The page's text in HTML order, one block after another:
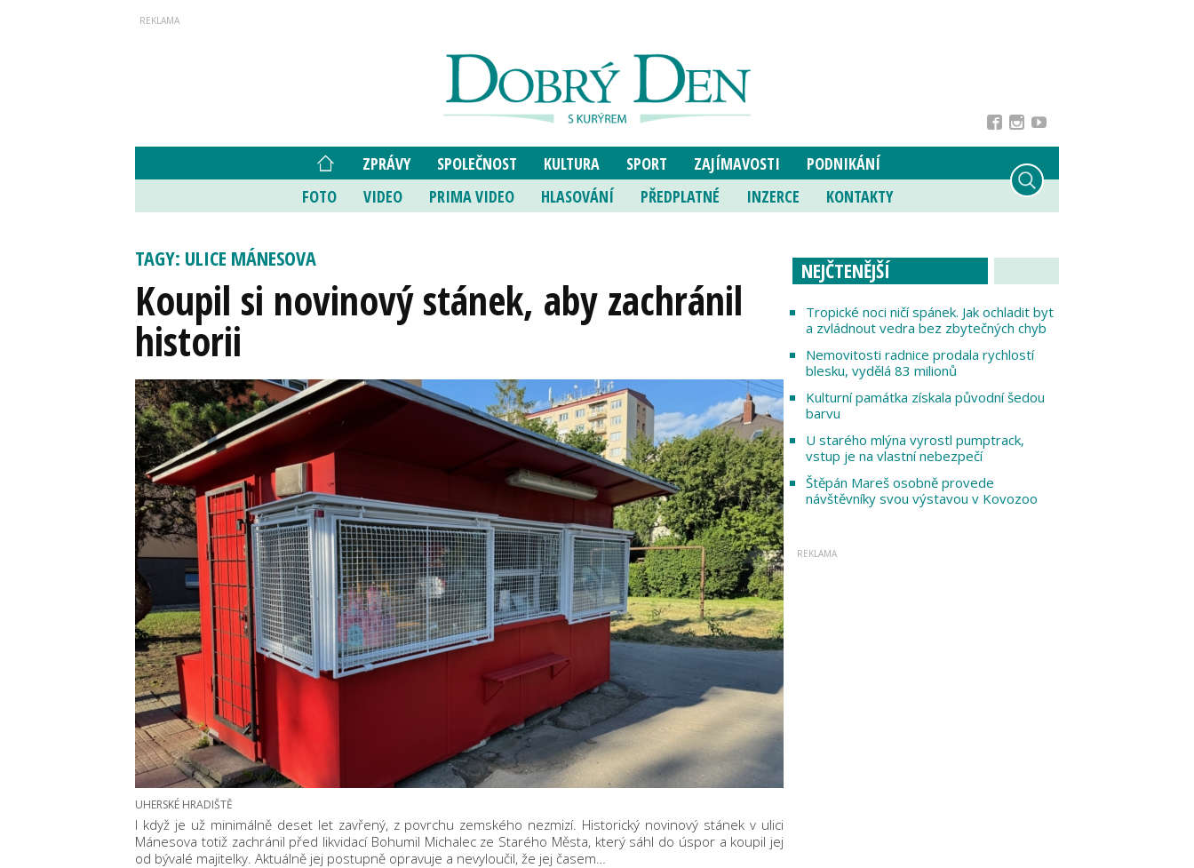
ZPRÁVY SPOLEČNOST KULTURA SPORT ZAJÍMAVOSTI
PODNIKÁNÍ
FOTO
VIDEO PRIMA VIDEO HLASOVÁNÍ PŘEDPLATNÉ INZERCE KONTAKTY
TAGY: ULICE MÁNESOVA
Koupil si novinový stánek, aby zachránil
historii
UHERSKÉ HRADIŠTĚ
I když je už minimálně deset let zavřený, z povrchu zemského nezmizí. Historický novinový stánek v ulici
Mánesova totiž zachránil před likvidací Bohumil Michalec ze Starého Města, který sáhl do úspor a koupil jej
od bývalé majitelky. Aktuálně jej postupně opravuje a nevyloučil, že jej časem…
NEJČTENĚJŠÍ
Tropické noci ničí spánek. Jak ochladit byt
a zvládnout vedra bez zbytečných chyb
Nemovitosti radnice prodala rychlostí
blesku, vydělá 83 milionů
Kulturní památka získala původní šedou
barvu
U starého mlýna vyrostl pumptrack,
vstup je na vlastní nebezpečí
Štěpán Mareš osobně provede
návštěvníky svou výstavou v Kovozoo